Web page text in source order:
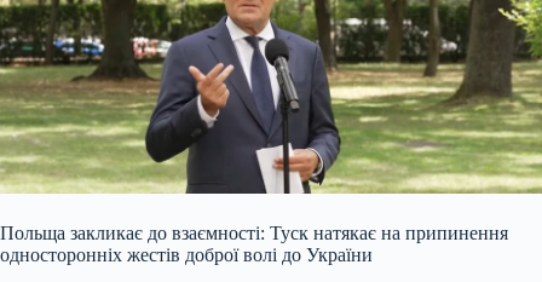
Польща закликає до взаємності: Туск натякає на припинення
односторонніх жестів доброї волі до України